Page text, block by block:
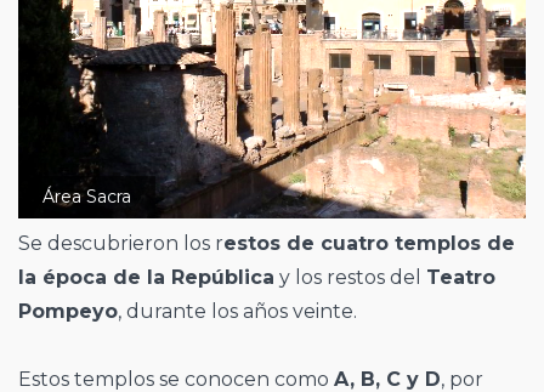
Área Sacra
Se descubrieron los restos de cuatro templos de
la época de la República y los restos del Teatro
Pompeyo, durante los años veinte.
Estos templos se conocen como A, B, C y D, por